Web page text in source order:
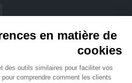
en matière de
cookies
des outils similaires pour faciliter vos
comprendre comment les clients